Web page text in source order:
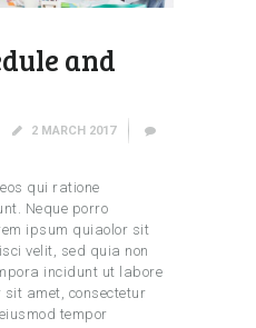
and
2 MARCH 2017
qui ratione
Neque porro
ipsum quiaolor sit
velit, sed quia non
incidunt ut labore
amet, consectetur
tempor